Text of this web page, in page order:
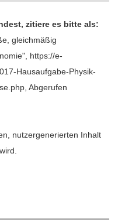
zitiere es bitte als:
gleichmäßig
https://e-
Hausaufgabe-Physik-
Abgerufen
nutzergenerierten Inhalt